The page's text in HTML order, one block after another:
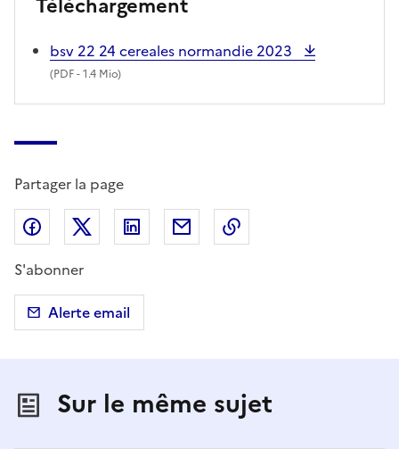
bsv 22 24 cereales normandie 2023
(PDF- 1.4 Mio)
Partager la page
Partager sur Facebook
Partager sur X (anciennement Twitter)
Partager sur LinkedIn
Partager par email
S'abonner
Alerte email
Sur le même sujet